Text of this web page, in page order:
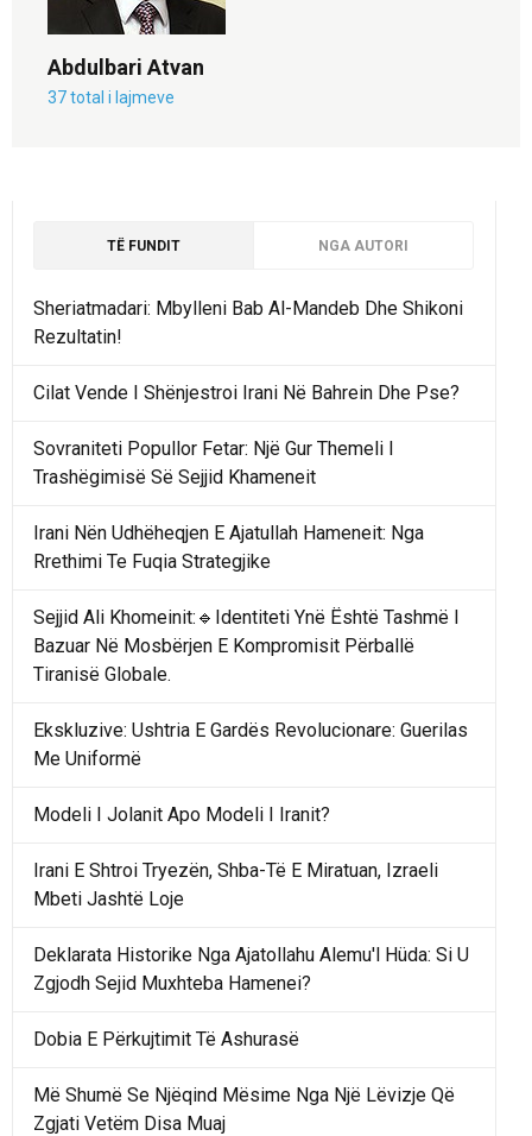
Abdulbari Atvan
37 total i lajmeve
TË FUNDIT NGA AUTORI
Sheriatmadari: Mbylleni Bab Al-Mandeb Dhe Shikoni
Rezultatin!
Cilat Vende I Shënjestroi Irani Në Bahrein Dhe Pse?
Sovraniteti Popullor Fetar: Një Gur Themeli I
Trashëgimisë Së Sejjid Khameneit
Irani Nën Udhëheqjen E Ajatullah Hameneit: Nga
Rrethimi Te Fuqia Strategjike
Sejjid Ali Khomeinit:🔹Identiteti Ynë Është Tashmë I
Bazuar Në Mosbërjen E Kompromisit Përballë
Tiranisë Globale.
Ekskluzive: Ushtria E Gardës Revolucionare: Guerilas
Me Uniformë
Modeli I Jolanit Apo Modeli I Iranit?
Irani E Shtroi Tryezën, Shba-Të E Miratuan, Izraeli
Mbeti Jashtë Loje
Deklarata Historike Nga Ajatollahu Alemu'l Hüda: Si U
Zgjodh Sejid Muxhteba Hamenei?
Dobia E Përkujtimit Të Ashurasë
Më Shumë Se Njëqind Mësime Nga Një Lëvizje Që
Zgjati Vetëm Disa Muaj